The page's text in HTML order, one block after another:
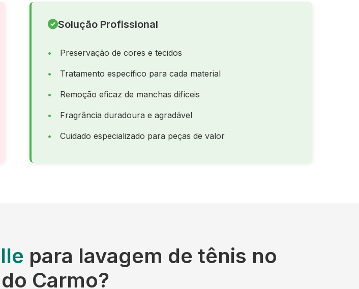
Solução Profissional
Preservação de cores e tecidos
Tratamento específico para cada material
Remoção eficaz de manchas difíceis
Fragrância duradoura e agradável
Cuidado especializado para peças de valor
para lavagem de tênis no
Carmo?